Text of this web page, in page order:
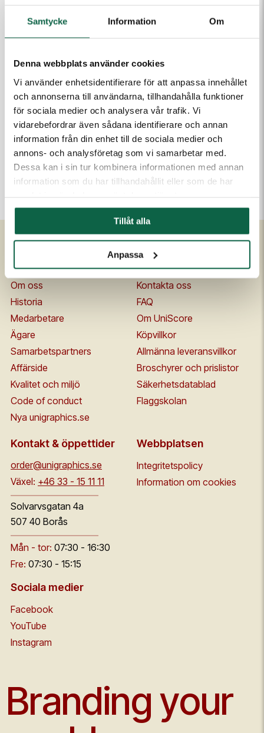
Samtycke Information Om
Denna webbplats använder cookies
Vi använder enhetsidentifierare för att anpassa innehållet
och annonserna till användarna, tillhandahålla funktioner
för sociala medier och analysera vår trafik. Vi
vidarebefordrar även sådana identifierare och annan
information från din enhet till de sociala medier och
annons- och analysföretag som vi samarbetar med.
Dessa kan i sin tur kombinera informationen med annan
information som du har tillhandahållit eller som de har
Tillåt alla
Anpassa
202,50 kr
Antal
Lägg i varukorgen
PRODUKTEGENSKAPER
Färg
Svart
Om oss
Historia
Medarbetare
Ägare
Samarbetspartners
Affärside
Kvalitet och miljö
Code of conduct
Nya unigraphics.se
Kundservice
Kontakta oss
FAQ
Om UniScore
Köpvillkor
Allmänna leveransvillkor
Broschyrer och prislistor
Säkerhetsdatablad
Flaggskolan
Kontakt & öppettider
order@unigraphics.se
Växel: +46 33 - 15 11 11
Solvarvsgatan 4a
507 40 Borås
Mån - tor: 07:30 - 16:30
Fre: 07:30 - 15:15
Webbplatsen
Integritetspolicy
Information om cookies
Sociala medier
Facebook
YouTube
Instagram
Branding your